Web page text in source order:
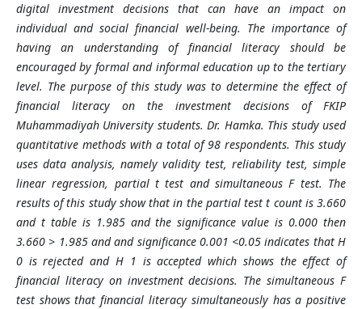
digital investment decisions that can have an impact on
individual and social financial well-being. The importance of
having an understanding of financial literacy should be
encouraged by formal and informal education up to the tertiary
level. The purpose of this study was to determine the effect of
financial literacy on the investment decisions of FKIP
Muhammadiyah University students. Dr. Hamka. This study used
quantitative methods with a total of 98 respondents. This study
uses data analysis, namely validity test, reliability test, simple
linear regression, partial t test and simultaneous F test. The
results of this study show that in the partial test t count is 3.660
and t table is 1.985 and the significance value is 0.000 then
3.660 > 1.985 and and significance 0.001 <0.05 indicates that H
0 is rejected and H 1 is accepted which shows the effect of
financial literacy on investment decisions. The simultaneous F
test shows that financial literacy simultaneously has a positive